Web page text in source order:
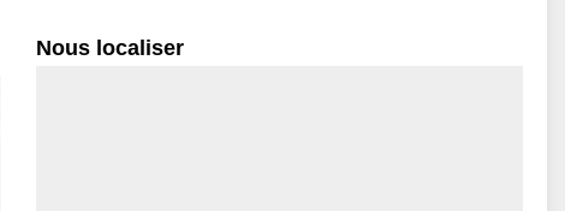
Nous localiser